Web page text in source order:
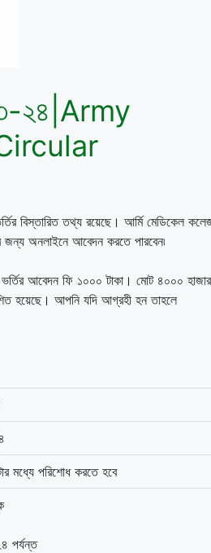
২৪|Army
বিস্তারিত তথ্য রয়েছে। আর্মি মেডিকেল
অনলাইনে আবেদন করতে পারবেন৷
আবেদন ফি ১০০০ টাকা। মোট ৪০০০ হাজার
হয়েছে। আপনি যদি আগ্রহী হন তাহলে
মধ্যে পরিশোধ করতে হবে
পর্যন্ত